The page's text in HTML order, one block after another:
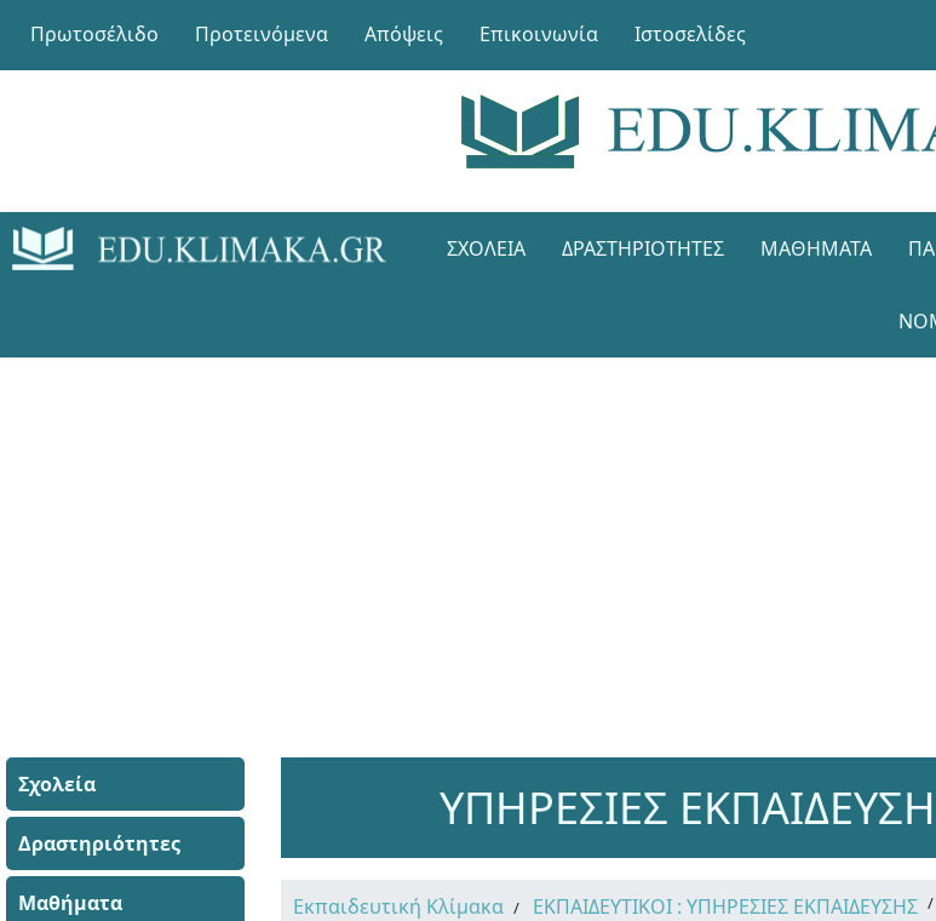
Πρωτοσέλιδο Προτεινόμενα Απόψεις Επικοινωνία Ιστοσελίδες
ΣΧΟΛΕΊΑ ΔΡΑΣΤΗΡΙΌΤΗΤΕΣ ΜΑΘΉΜΑΤΑ
Σχολεία
Δραστηριότητες
Μαθήματα
ΥΠΗΡΕΣΙΕΣ
Εκπαιδευτική Κλίμακα ΕΚΠΑΙΔΕΥΤΙΚΟΙ : ΥΠΗΡΕΣΙΕΣ ΕΚΠΑΙΔΕΥΣΗΣ